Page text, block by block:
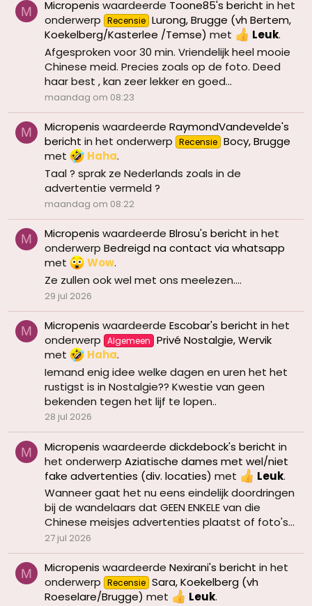
M Micropenis waardeerde Toone85's bericht in het
onderwerp Recensie Lurong, Brugge (vh Bertem,
Koekelberg/Kasterlee /Temse) met Leuk.
Afgesproken voor 30 min. Vriendelijk heel mooie
Chinese meid. Precies zoals op de foto. Deed
haar best , kan zeer lekker en goed...
maandag om 08:23
M Micropenis waardeerde RaymondVandevelde's
bericht in het onderwerp Recensie Bocy, Brugge
met
Haha.
Taal ? sprak ze Nederlands zoals in de
advertentie vermeld ?
maandag om 08:22
M Micropenis waardeerde Blrosu's bericht in het
onderwerp Bedreigd na contact via whatsapp
met
Wow.
Ze zullen ook wel met ons meelezen....
29 jul 2026
M Micropenis waardeerde Escobar's bericht in het
onderwerp Algemeen
Privé Nostalgie, Wervik
met
Haha.
Iemand enig idee welke dagen en uren het het
rustigst is in Nostalgie?? Kwestie van geen
bekenden tegen het lijf te lopen..
28 jul 2026
M Micropenis waardeerde dickdebock's bericht in
het onderwerp Aziatische dames met wel/niet
fake advertenties (div. locaties) met Leuk.
Wanneer gaat het nu eens eindelijk doordringen
bij de wandelaars dat GEEN ENKELE van die
Chinese meisjes advertenties plaatst of foto's...
27 jul 2026
M Micropenis waardeerde Nexirani's bericht in het
onderwerp Recensie Sara, Koekelberg (vh
Roeselare/Brugge) met Leuk.